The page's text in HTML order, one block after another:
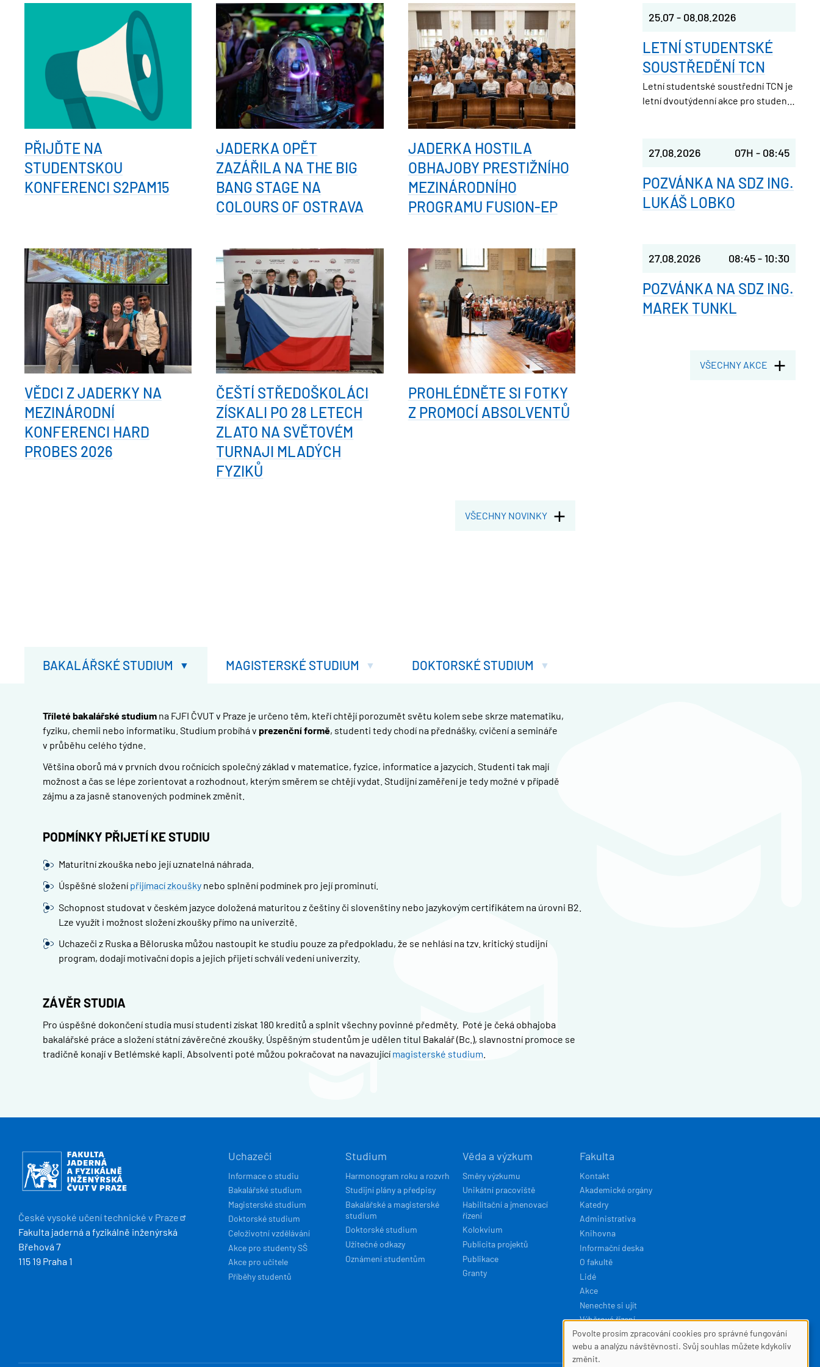
25.07- 08.08.2026
LETNÍ STUDENTSKÉ
SOUSTŘEDĚNÍ TCN
Letní studentské soustřední TCN je
letní dvoutýdenní akce pro studenty
která ještě nedávno seděla v
laviciích jako ty.
27.08.2026 07H - 08:45
POZVÁNKA NA SDZ ING.
LUKÁŠ LOBKO
27.08.2026 08:45- 10:30
POZVÁNKA NA SDZ ING.
MAREK TUNKL
VŠECHNY AKCE
PŘIJĎTE NA
STUDENTSKOU
KONFERENCI S2PAM15
JADERKA OPĚT
ZAZÁŘILA NA THE BIG
BANG STAGE NA
COLOURS OF OSTRAVA
JADERKA HOSTILA
OBHAJOBY PRESTIŽNÍHO
MEZINÁRODNÍHO
PROGRAMU FUSION-EP
VĚDCI Z JADERKY NA
MEZINÁRODNÍ
KONFERENCI HARD
PROBES 2026
ČEŠTÍ STŘEDOŠKOLÁCI
ZÍSKALI PO 28 LETECH
ZLATO NA SVĚTOVÉM
TURNAJI MLADÝCH
FYZIKŮ
PROHLÉDNĚTE SI FOTKY
Z PROMOCÍ ABSOLVENTŮ
VŠECHNY NOVINKY
BAKALÁŘSKÉ STUDIUM MAGISTERSKÉ STUDIUM DOKTORSKÉ STUDIUM
Tříleté bakalářské studium na FJFI ČVUT v Praze je určeno těm, kteří chtějí porozumět světu kolem sebe skrze matematiku,
fyziku, chemii nebo informatiku. Studium probíhá v prezenční formě, studenti tedy chodí na přednášky, cvičení a semináře
v průběhu celého týdne.
Většina oborů má v prvních dvou ročnících společný základ v matematice, fyzice, informatice a jazycích. Studenti tak mají
možnost a čas se lépe zorientovat a rozhodnout, kterým směrem se chtějí vydat. Studijní zaměření je tedy možné v případě
zájmu a za jasně stanovených podmínek změnit.
PODMÍNKY PŘIJETÍ KE STUDIU
Maturitní zkouška nebo její uznatelná náhrada.
Úspěšné složení přijímací zkouškynebo splnění podmínek pro její prominutí.
Schopnost studovat v českém jazyce doložená maturitou z češtiny či slovenštiny nebo jazykovým certifikátem na úrovni B2.
Lze využít i možnost složení zkoušky přímo na univerzitě.
Uchazeči z Ruska a Běloruska můžou nastoupit ke studiu pouze za předpokladu, že se nehlásí na tzv. kritický studijní
program, dodají motivační dopis a jejich přijetí schválí vedení univerzity.
ZÁVĚR STUDIA
Pro úspěšné dokončení studia musí studenti získat 180 kreditů a splnit všechny povinné předměty. Poté je čeká obhajoba
bakalářské práce a složení státní závěrečné zkoušky. Úspěšným studentům je udělen titul Bakalář (Bc.), slavnostní promoce se
tradičně konají v Betlémské kapli. Absolventi poté můžou pokračovat na navazující magisterské studium
HLAVNÍ
NAVIGACE
Uchazeči
Informace o studiu
Bakalářské studium
Magisterské studium
Doktorské studium
Celoživotní vzdělávání
Akce pro studenty SŠ
Akce pro učitele
Příběhy studentů
Studium
Harmonogram roku a rozvrh
Studijní plány a předpisy
Bakalářské a magisterské
studium
Doktorské studium
Užitečné odkazy
Oznámení studentům
Věda a výzkum
Směry výzkumu
Unikátní pracoviště
Habilitační a jmenovací
řízení
Kolokvium
Publicita projektů
Publikace
Granty
Fakulta
Kontakt
Akademické orgány
Katedry
Administrativa
Knihovna
Informační deska
O fakultě
Lidé
Akce
Nenechte si ujít
Výběrová řízení
Obrázek
České vysoké učení technické v Praze
Fakulta jaderná a fyzikálně inženýrská
Břehová 7
115 19 Praha 1
Developed bySquelle
SOUBORY
Povolte prosím zpracování cookies pro správné fungování
webu a analýzu návštěvnosti. Svůj souhlas můžete kdykoliv
změnit.